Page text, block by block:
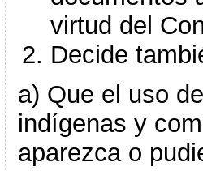
virtud del
Decide
a) Que el uso
indígenas y
aparezca o